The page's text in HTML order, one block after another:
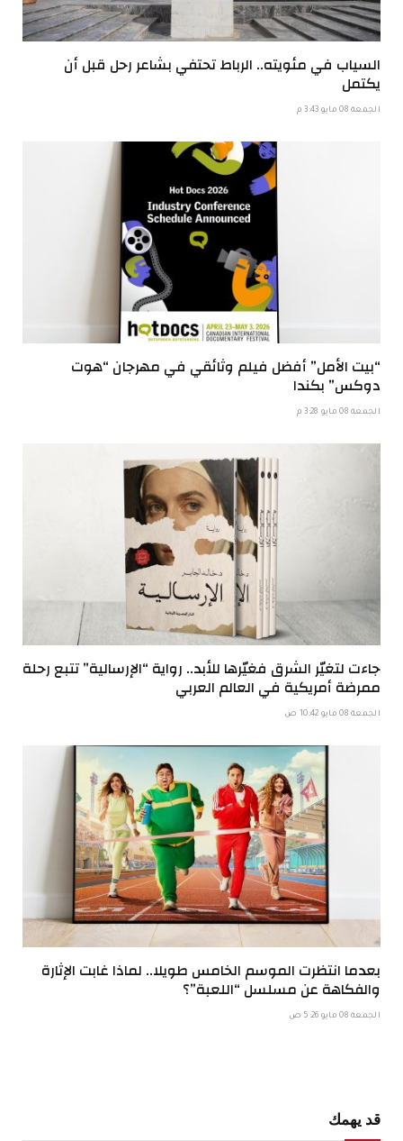
السياب في مئويته.. الرباط تحتفي بشاعر رحل قبل أن
يكتمل
الجمعة 08 مايو 3:43 م
“بيت الأمل” أفضل فيلم وثائقي في مهرجان “هوت
دوكس” بكندا
الجمعة 08 مايو 3:28 م
جاءت لتغيّر الشرق فغيّرها للأبد.. رواية “الإرسالية” تتبع رحلة
ممرضة أمريكية في العالم العربي
الجمعة 08 مايو 10:42 ص
بعدما انتظرت الموسم الخامس طويلا.. لماذا غابت الإثارة
والفكاهة عن مسلسل “اللعبة”؟
الجمعة 08 مايو 5:26 ص
قد يهمك